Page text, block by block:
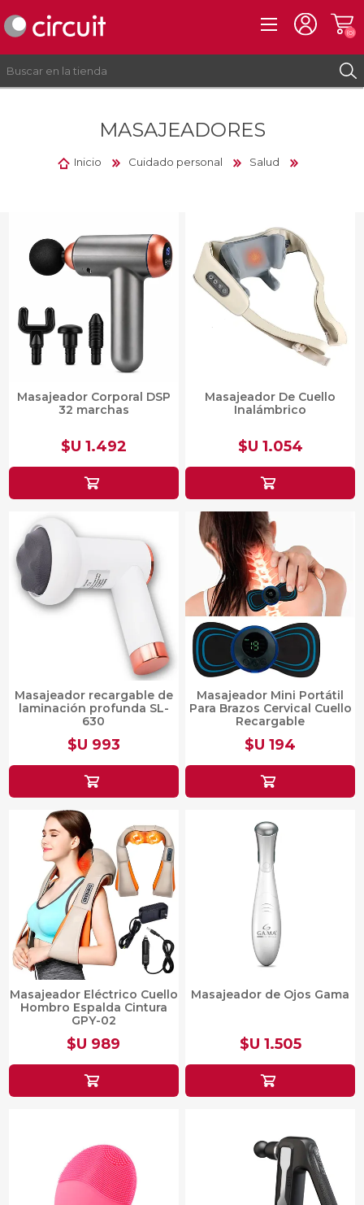
INICIAR SESIÓN
(0)
MASAJEADORES
Inicio Cuidado personal Salud
Masajeador Corporal DSP
32 marchas
$U 1.492
Masajeador De Cuello
Inalámbrico
$U 1.054
Masajeador recargable de
laminación profunda SL-
630
$U 993
Masajeador Mini Portátil
Para Brazos Cervical Cuello
Recargable
$U 194
Masajeador Eléctrico Cuello
Hombro Espalda Cintura
GPY-02
$U 989
Masajeador de Ojos Gama
$U 1.505